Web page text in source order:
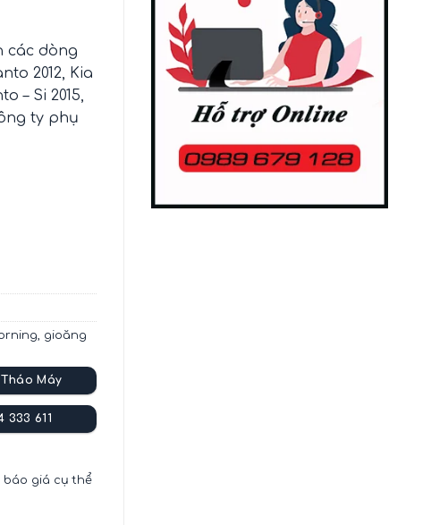
các dòng
2012, Kia
– Si 2015,
ty phụ
gioăng
Máy
333 611
báo giá cụ thể